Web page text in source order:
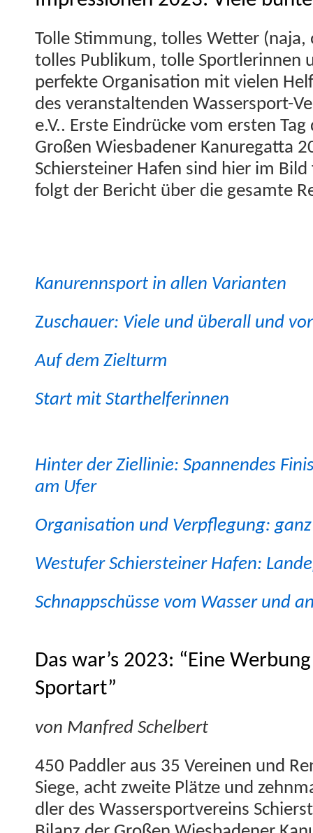
Tolle Stim­mung, tolles Wet­ter
tolles Pub­likum, tolle Sport­lerin­nen
per­fek­te Organ­i­sa­tion mit vie­len
des ver­anstal­tenden Wasser­sport-
e.V.. Erste Ein­drücke vom ersten
Großen Wies­baden­er Kanure­gat­ta
Schier­stein­er Hafen sind hier im
fol­gt der Bericht über die gesamte
Kanurennsport in allen Varianten
Zuschauer: Viele und über­all und
Auf dem Zielturm
Start mit Starthelferinnen
Hin­ter der Ziellinie: Span­nen­des
am Ufer
Organ­i­sa­tion und Verpfle­gung:
West­ufer Schier­stein­er Hafen:
Schnapp­schüsse vom Wass­er und
Das war’s 2023: “Eine
Sportart”
von Man­fred Schelbert
450 Pad­dler aus 35 Vere­inen und
Siege, acht zweite Plätze und
dler des Wasser­sportvere­ins